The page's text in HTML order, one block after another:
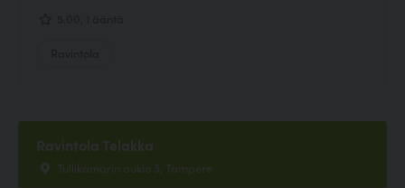
Ravintola Telakka
Tullikamarin aukio 3, Tampere